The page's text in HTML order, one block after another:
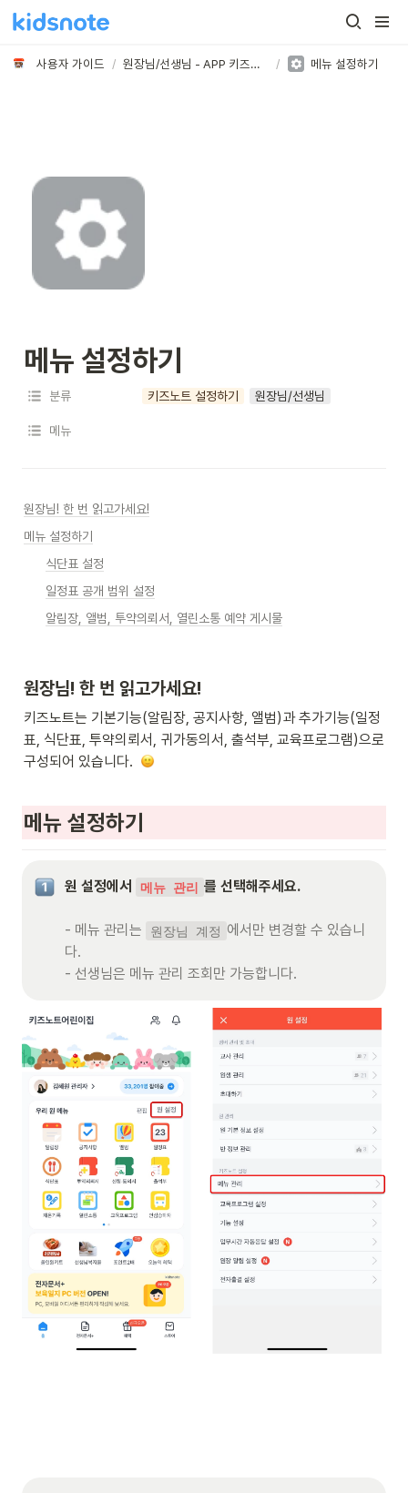
사용자 가이드 / 원장님/선생님 - APP 키즈노트 시작/설정/초대하기 / 메뉴 설정하기
메뉴 설정하기
분류 키즈노트 설정하기 원장님/선생님
메뉴
원장님! 한 번 읽고가세요!
메뉴 설정하기
식단표 설정
일정표 공개 범위 설정
알림장, 앨범, 투약의뢰서, 열린소통 예약 게시물
원장님! 한 번 읽고가세요!
키즈노트는 기본기능(알림장, 공지사항, 앨범)과 추가기능(일정
표, 식단표, 투약의뢰서, 귀가동의서, 출석부, 교육프로그램)으로
구성되어 있습니다.
메뉴 설정하기
원 설정에서 메뉴 관리 를 선택해주세요.
- 메뉴 관리는 원장님 계정 에서만 변경할 수 있습니
다.
- 선생님은 메뉴 관리 조회만 가능합니다.